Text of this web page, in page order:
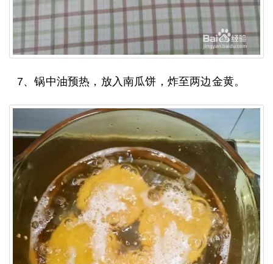
7、锅中油预热，放入南瓜饼，炸至两边金黄。